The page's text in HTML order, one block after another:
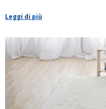
Leggi di più